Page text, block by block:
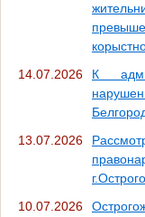
14.07.2026
К
13.07.2026
10.07.2026